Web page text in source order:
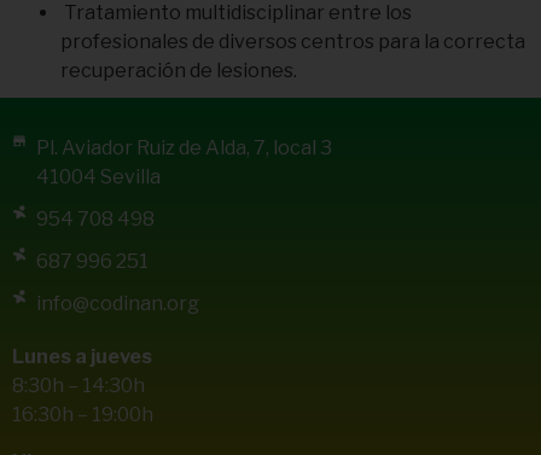
Tratamiento multidisciplinar entre los
profesionales de diversos centros para la correcta
recuperación de lesiones.
Pl. Aviador Ruiz de Alda, 7, local 3
41004 Sevilla
954 708 498
687 996 251
info@codinan.org
Lunes a jueves
8:30h – 14:30h
16:30h – 19:00h